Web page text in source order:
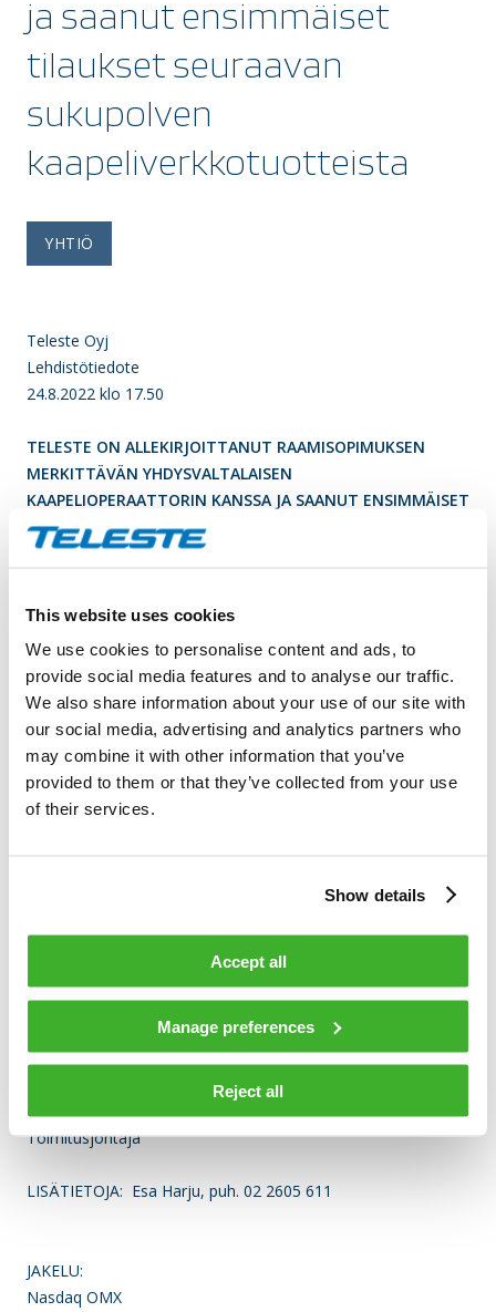
This website uses cookies
We use cookies to personalise content and ads, to
provide social media features and to analyse our traffic.
We also share information about your use of our site with
our social media, advertising and analytics partners who
may combine it with other information that you’ve
provided to them or that they’ve collected from your use
of their services.
Show details
Accept all
Manage preferences
Reject all
ja saanut ensimmäiset
tilaukset seuraavan
sukupolven
kaapeliverkkotuotteista
YHTIÖ
Teleste Oyj
Lehdistötiedote
24.8.2022 klo 17.50
TELESTE ON ALLEKIRJOITTANUT RAAMISOPIMUKSEN
MERKITTÄVÄN YHDYSVALTALAISEN
KAAPELIOPERAATTORIN KANSSA JA SAANUT ENSIMMÄISET
TILAUKSET SEURAAVAN SUKUPOLVEN
KAAPELIVERKKOTUOTTEISTA
Teleste on allekirjoittanut raamisopimuksen merkittävän
puitteissa tullaan toimittamaan 1.8 GHz vahvistimia ja
hajautetun verkkoarkkitehtuurin teknologiaa.
Ensimmäiset tilaukset on vastaanotettu ja toimitusten
arvioidaan alkavan vuoden 2023 puolivälissä.
1.8 GHz teknologia mahdollistaa jopa 10 Gbps nopeudet
toteuttaa kustannustehokkaasti. Teleste on tehnyt
CableLabs© DOCSIS 4.0 standardin mukaiset päivitykset
TELESTE OYJ
Esa Harju
Toimitusjohtaja
LISÄTIETOJA: Esa Harju, puh. 02 2605 611
JAKELU:
Nasdaq OMX